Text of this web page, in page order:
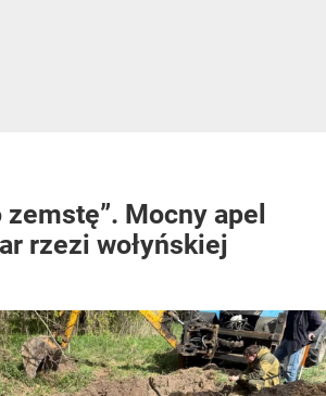
Mocny apel
rzezi wołyńskiej